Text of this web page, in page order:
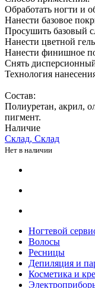
Обработать ногти и
Нанести базовое
Просушить базовый
Нанести цветной
Нанести финишное
Снять
Технология
Состав:
Полиуретан, акрил,
пигмент.
Наличие
Склад, Склад
Нет в наличии
Ногтевой
Волосы
Ресницы
Депиляция и
Косметика и